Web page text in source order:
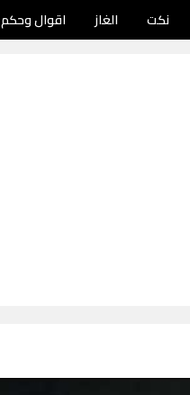
نكت الغاز اقوال وحكم